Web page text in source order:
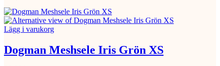
Lägg i varukorg
Dogman Meshsele Iris Grön XS